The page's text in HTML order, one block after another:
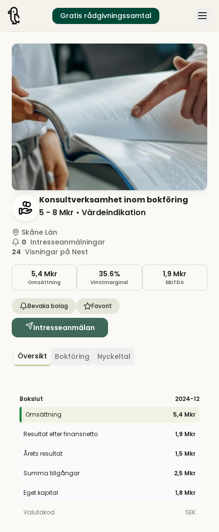
Gratis rådgivningssamtal
Konsultverksamhet inom bokföring
5 - 8 Mkr • Värdeindikation
Skåne Län
0 Intresseanmälningar
24 Visningar på Nest
5,4 Mkr
Omsättning
35.6%
Vinstmarginal
1,9 Mkr
EBITDA
Bevaka bolag Favorit
Intresseanmälan
Översikt Bokföring Nyckeltal
Bokslut 2024-12
Omsättning
5,4 Mkr
Resultat efter finansnetto 1,9 Mkr
Årets resultat 1,5 Mkr
Summa tillgångar 2,5 Mkr
Eget kapital 1,8 Mkr
Valutakod SEK